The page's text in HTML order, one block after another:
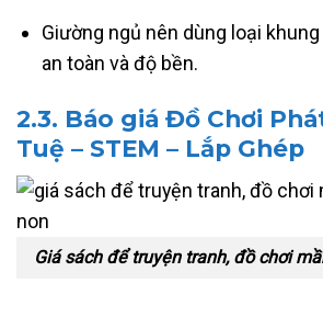
Giường ngủ nên dùng loại
an toàn và độ bền.
2.3. Báo giá Đồ Chơi
Tuệ – STEM – Lắp Ghép
Giá sách để truyện tranh, đồ chơi